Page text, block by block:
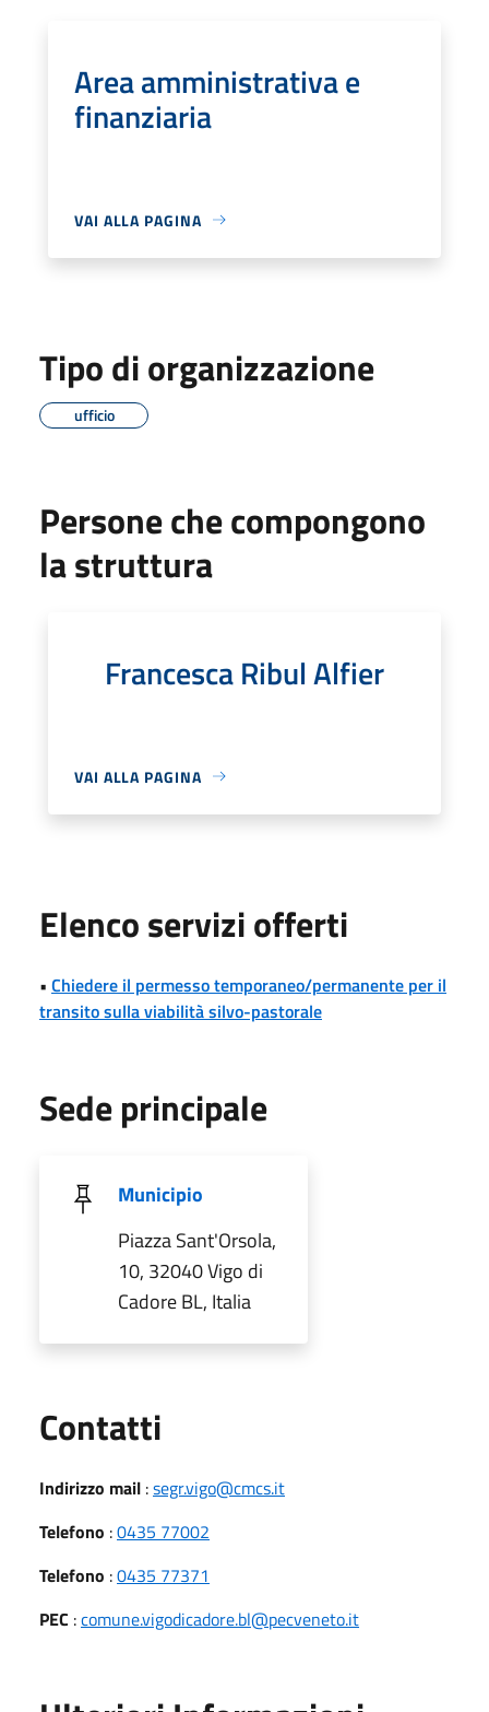
Area amministrativa e
finanziaria
VAI ALLA PAGINA
Tipo di organizzazione
ufficio
Persone che compongono
la struttura
Francesca Ribul Alfier
VAI ALLA PAGINA
Elenco servizi offerti
• Chiedere il permesso temporaneo/permanente per il
transito sulla viabilità silvo-pastorale
Sede principale
Municipio
Piazza Sant'Orsola,
10, 32040 Vigo di
Cadore BL, Italia
Contatti
Indirizzo mail :segr.vigo@cmcs.it
Telefono :0435 77002
Telefono :0435 77371
PEC :comune.vigodicadore.bl@pecveneto.it